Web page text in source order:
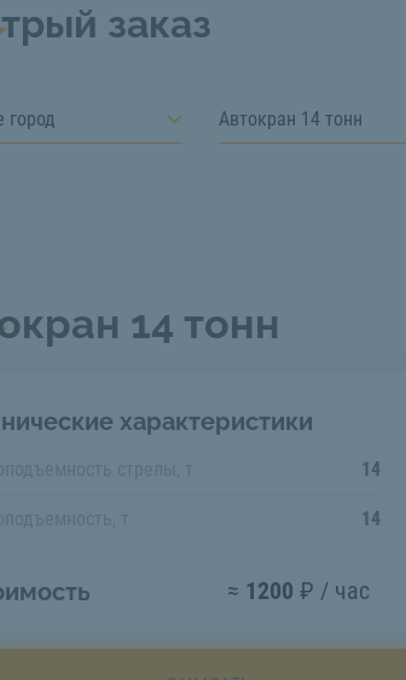
заказ
город Автокран 14 тонн
14 тонн
характеристики
14
14
≈ 1200 ₽ / час